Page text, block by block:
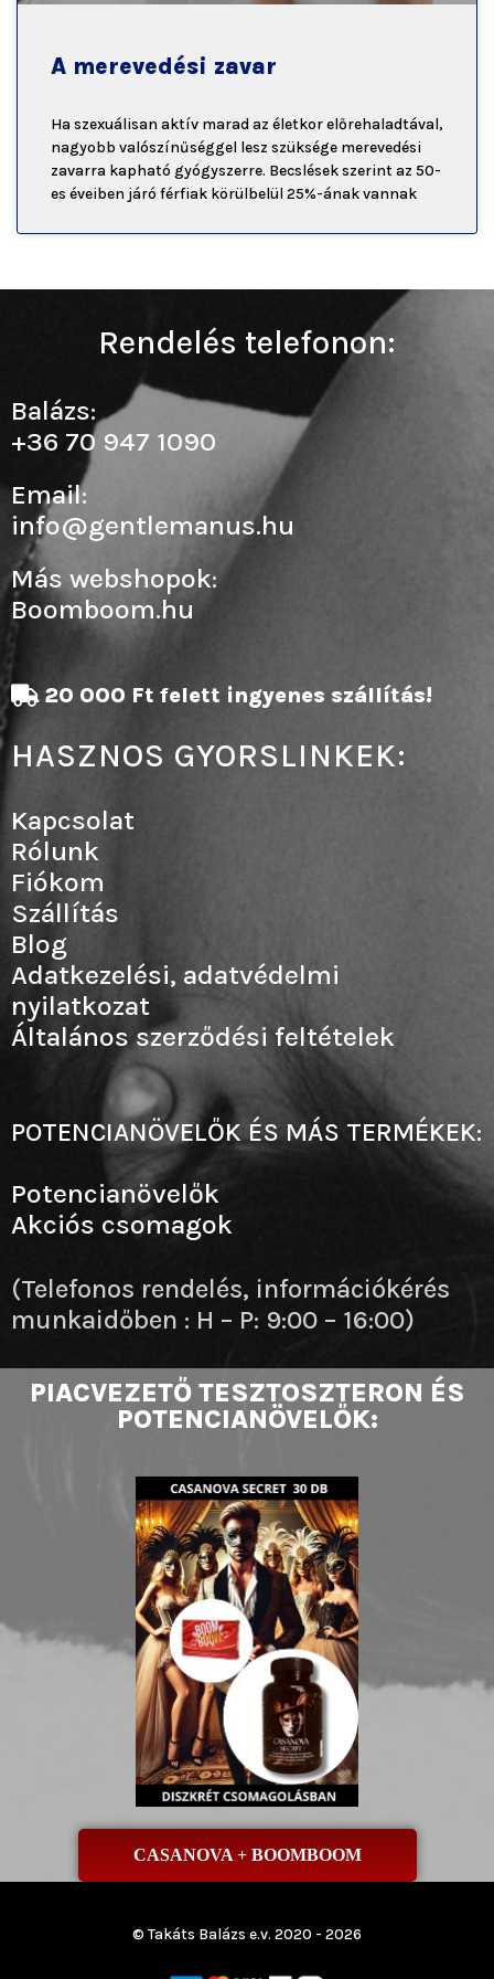
A merevedési zavar
Ha szexuálisan aktív marad az életkor előrehaladtával,
nagyobb valószínűséggel lesz szüksége merevedési
zavarra kapható gyógyszerre. Becslések szerint az 50-
es éveiben járó férfiak körülbelül 25%-ának vannak
PIACVEZETŐ TESZTOSZTERON ÉS
POTENCIANÖVELŐK:
CASANOVA + BOOMBOOM
20 000 Ft felett ingyenes szállítás!
HASZNOS GYORSLINKEK:
Kapcsolat
Rólunk
Fiókom
Szállítás
Blog
Adatkezelési, adatvédelmi
nyilatkozat
Általános szerződési feltételek
POTENCIANÖVELŐK ÉS MÁS TERMÉKEK:
Potencianövelők
Akciós csomagok
(Telefonos rendelés, információkérés
munkaidőben : H – P: 9:00 – 16:00)
Rendelés telefonon:
Balázs:
+36 70 947 1090
Email:
info@gentlemanus.hu
Más webshopok:
Boomboom.hu
© Takáts Balázs e.v. 2020 - 2026